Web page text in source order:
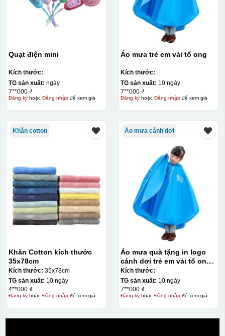
Hộp xi lót lụa
Hộp xi ấm chén
Quạt điện mini
Kích thước:
TG sản xuất: ngày
7**000 ₫
Đăng kýhoặc Đăng nhậpđể xem giá
Áo mưa trẻ em vải tổ ong
Kích thước:
TG sản xuất: 10 ngày
7**000 ₫
Đăng kýhoặc Đăng nhậpđể xem giá
Khăn cotton
Khăn Cotton kích thước
35x78cm
Kích thước: 35x78cm
TG sản xuất: 10 ngày
4**000 ₫
Đăng kýhoặc Đăng nhậpđể xem giá
Áo mưa cánh dơi
Áo mưa quà tặng in logo
cánh dơi trẻ em vải tổ ong
KQ-AM11
Kích thước:
TG sản xuất: 10 ngày
7**000 ₫
Đăng kýhoặc Đăng nhậpđể xem giá